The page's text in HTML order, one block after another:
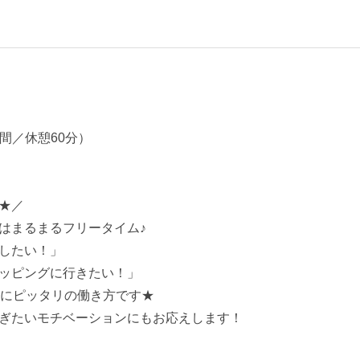
／休憩60分）
／
まるまるフリータイム♪
たい！」
ピングに行きたい！」
ピッタリの働き方です★
たいモチベーションにもお応えします！